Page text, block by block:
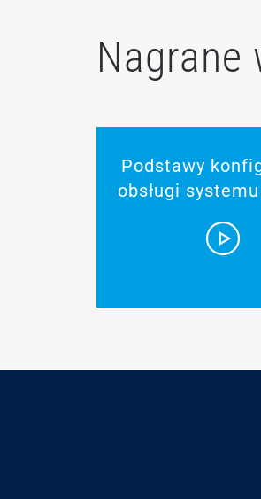
Nagrane
Podstawy
obsługi